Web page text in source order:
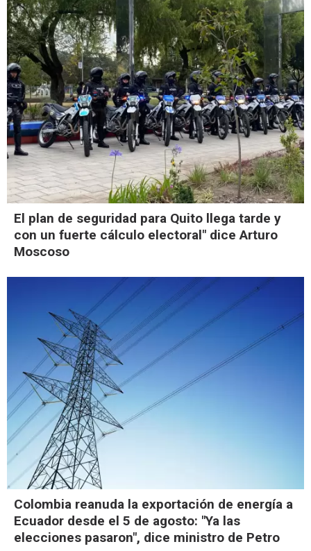
El plan de seguridad para Quito llega tarde y
con un fuerte cálculo electoral" dice Arturo
Moscoso
Colombia reanuda la exportación de energía a
Ecuador desde el 5 de agosto: "Ya las
elecciones pasaron", dice ministro de Petro